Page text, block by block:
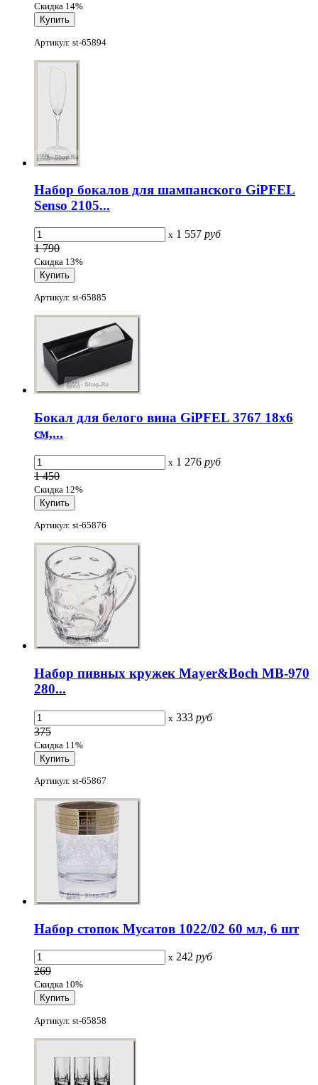
Скидка 14%
Артикул: st-65894
Набор бокалов для шампанского GiPFEL
Senso 2105...
x 1 557 руб
1 790
Скидка 13%
Артикул: st-65885
Бокал для белого вина GiPFEL 3767 18х6
см,...
x 1 276 руб
1 450
Скидка 12%
Артикул: st-65876
Набор пивных кружек Mayer&Boch MB-970
280...
x 333 руб
375
Скидка 11%
Артикул: st-65867
Набор стопок Мусатов 1022/02 60 мл, 6 шт
x 242 руб
269
Скидка 10%
Артикул: st-65858